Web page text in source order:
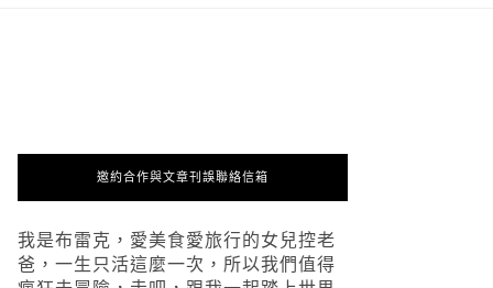
邀約合作與文章刊誤聯絡信箱
我是布雷克，愛美食愛旅行的女兒控老
爸，一生只活這麼一次，所以我們值得